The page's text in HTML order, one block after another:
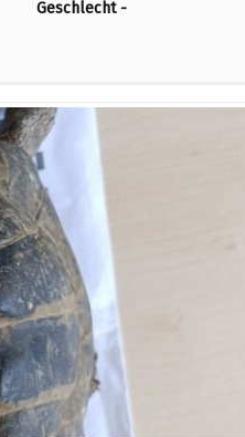
Geschlecht -